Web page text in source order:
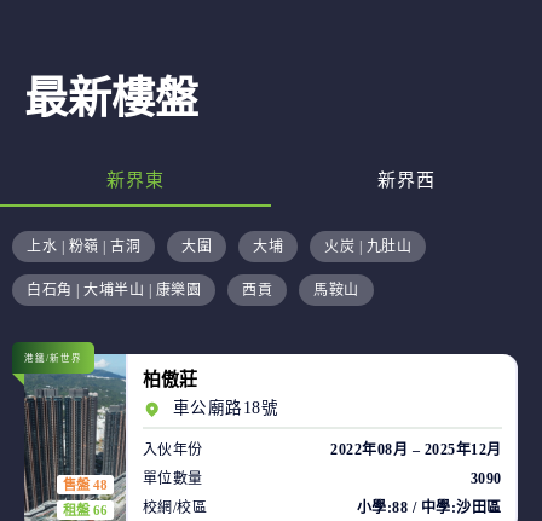
最新樓盤
新界東 新界西
上水 | 粉嶺 | 古洞 大圍 大埔 火炭 | 九肚山
白石角 | 大埔半山 | 康樂園 西貢 馬鞍山
售盤 48
租盤 66
港鐵/新世界
柏傲莊
車公廟路18號
入伙年份
2022年08月 – 2025年12月
單位數量
3090
校網/校區
小學:88 / 中學:沙田區